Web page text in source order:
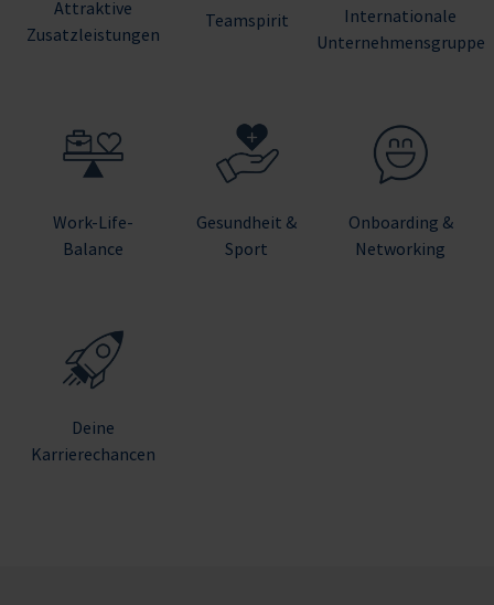
Attraktive
Zusatzleistungen
Teamspirit
Internationale
Unternehmensgruppe
Work-Life-
Balance
Gesundheit &
Sport
Onboarding &
Networking
Deine
Karrierechancen